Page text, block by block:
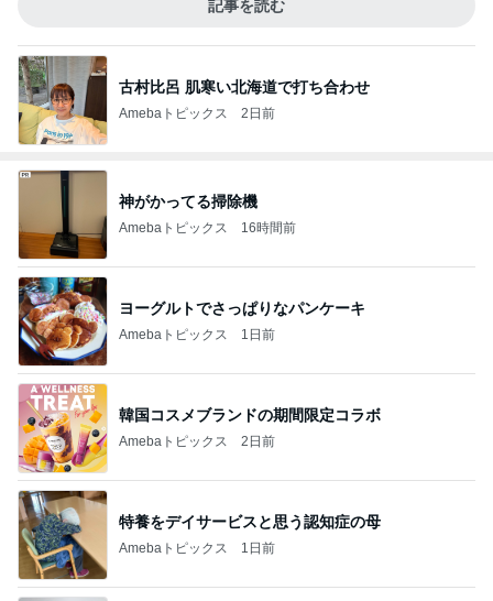
記事を読む
古村比呂 肌寒い北海道で打ち合わせ
Amebaトピックス 2日前
神がかってる掃除機
Amebaトピックス 16時間前
ヨーグルトでさっぱりなパンケーキ
Amebaトピックス 1日前
韓国コスメブランドの期間限定コラボ
Amebaトピックス 2日前
特養をデイサービスと思う認知症の母
Amebaトピックス 1日前